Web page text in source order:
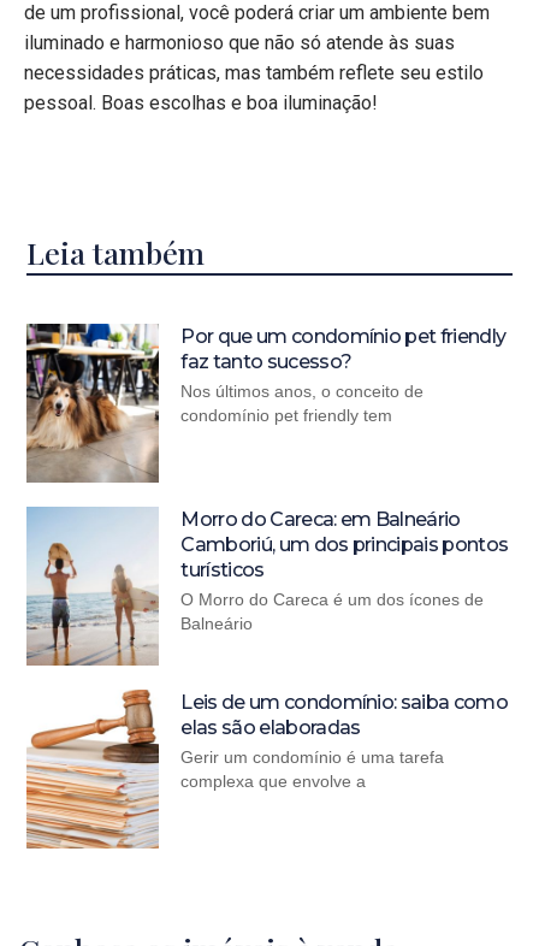
de um profissional, você poderá criar um ambiente bem
iluminado e harmonioso que não só atende às suas
necessidades práticas, mas também reflete seu estilo
pessoal. Boas escolhas e boa iluminação!
Leia também
Por que um condomínio pet friendly
faz tanto sucesso?
Nos últimos anos, o conceito de
condomínio pet friendly tem
Morro do Careca: em Balneário
Camboriú, um dos principais pontos
turísticos
O Morro do Careca é um dos ícones de
Balneário
Leis de um condomínio: saiba como
elas são elaboradas
Gerir um condomínio é uma tarefa
complexa que envolve a